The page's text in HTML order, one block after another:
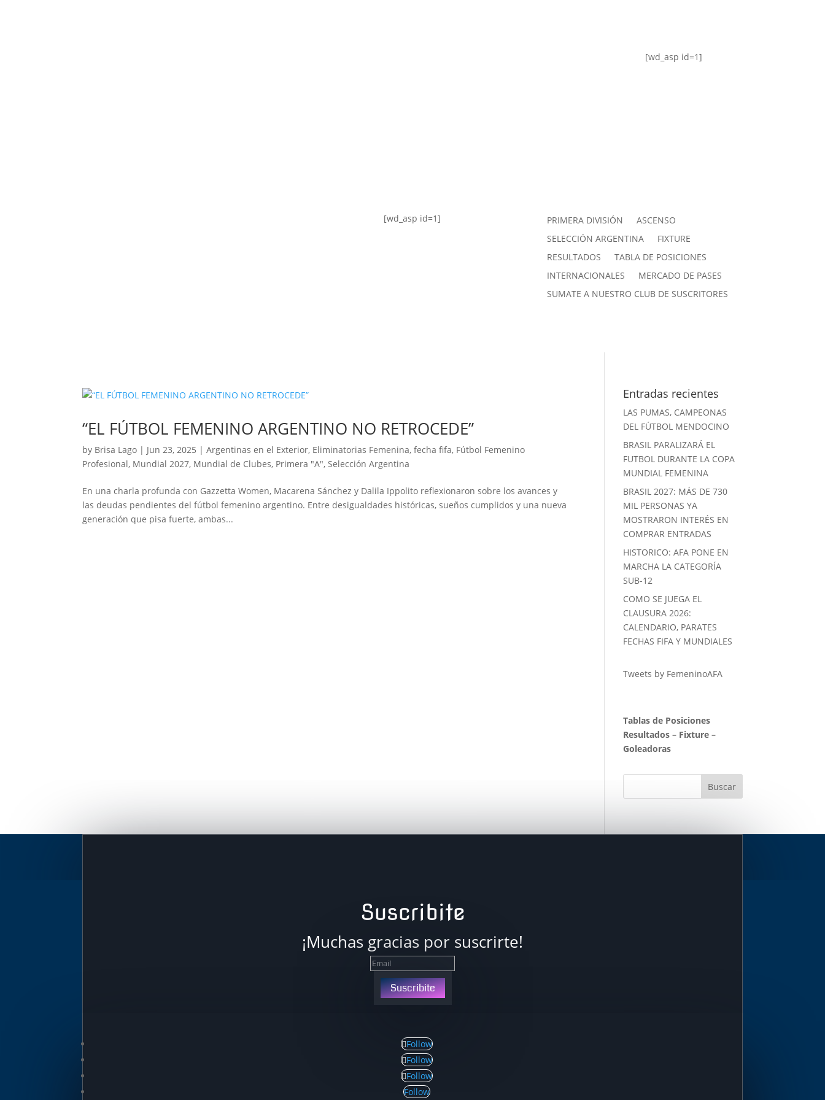
[wd_asp id=1]
[wd_asp id=1] PRIMERA DIVISIÓN
ASCENSO
SELECCIÓN ARGENTINA
FIXTURE
RESULTADOS
TABLA DE POSICIONES
INTERNACIONALES
MERCADO DE PASES
SUMATE A NUESTRO CLUB DE SUSCRITORES
“EL FÚTBOL FEMENINO ARGENTINO NO RETROCEDE”
by Brisa Lago | Jun 23, 2025 |Argentinas en el Exterior, Eliminatorias Femenina,fecha fifa, Fútbol Femenino
Profesional, Mundial 2027, Mundial de Clubes, Primera "A",Selección Argentina
En una charla profunda con Gazzetta Women, Macarena Sánchez y Dalila Ippolito reflexionaron sobre los avances y
las deudas pendientes del fútbol femenino argentino. Entre desigualdades históricas, sueños cumplidos y una nueva
generación que pisa fuerte, ambas...
Entradas recientes
LAS PUMAS, CAMPEONAS
DEL FÚTBOL MENDOCINO
BRASIL PARALIZARÁ EL
FUTBOL DURANTE LA COPA
MUNDIAL FEMENINA
BRASIL 2027: MÁS DE 730
MIL PERSONAS YA
MOSTRARON INTERÉS EN
COMPRAR ENTRADAS
HISTORICO: AFA PONE EN
MARCHA LA CATEGORÍA
SUB-12
COMO SE JUEGA EL
CLAUSURA 2026:
CALENDARIO, PARATES
FECHAS FIFA Y MUNDIALES
Tweets by FemeninoAFA
Tablas de Posiciones
Resultados – Fixture –
Goleadoras
Suscribite
¡Muchas gracias por suscrirte!
Suscribite
Follow
Follow
Follow
Follow